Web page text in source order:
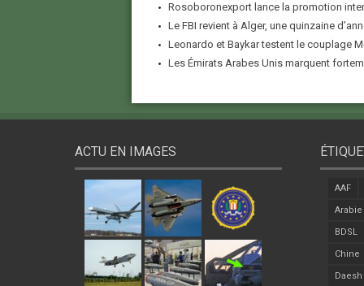
Rosoboronexport lance la promotion
Le FBI revient à Alger, une quinzaine
Leonardo et Baykar testent le couplage M-
Les Émirats Arabes Unis marquent
ACTU EN IMAGES
AAF
BDSL
Chine
Daesh